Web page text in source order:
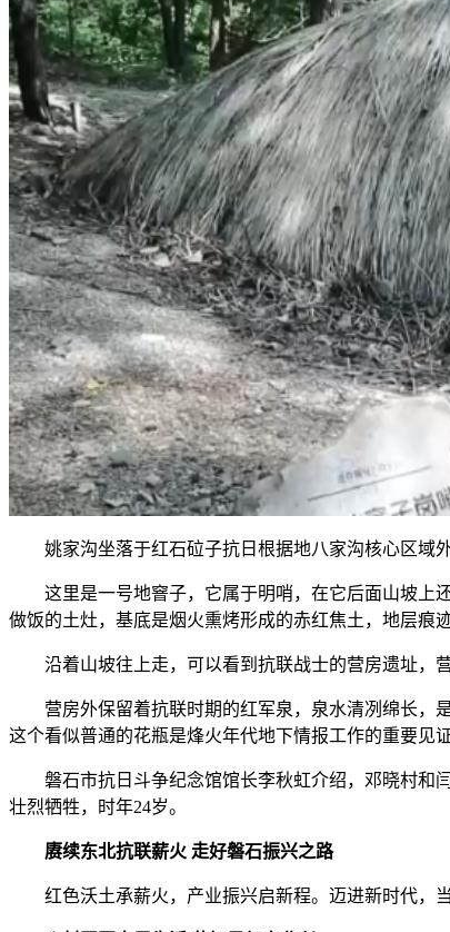
姚家沟坐落于红石砬子抗日根据地八家沟核心区域外
这里是一号地窨子，它属于明哨，在它后面山坡上还
做饭的土灶，基底是烟火熏烤形成的赤红焦土，地层痕
沿着山坡往上走，可以看到抗联战士的营房遗址，营
营房外保留着抗联时期的红军泉，泉水清冽绵长，是
这个看似普通的花瓶是烽火年代地下情报工作的重要见证
磐石市抗日斗争纪念馆馆长李秋虹介绍，邓晓村和闫
壮烈牺牲，时年24岁。
赓续东北抗联薪火 走好磐石振兴之路
红色沃土承薪火，产业振兴启新程。迈进新时代，当